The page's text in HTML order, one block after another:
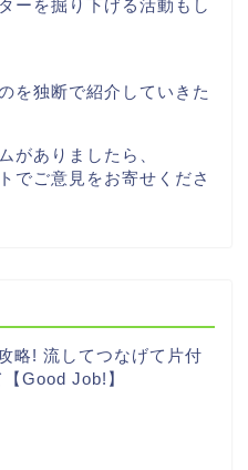
ーを掘り下げる活動もし
を独断で紹介していきた
がありましたら、
でご意見をお寄せくださ
略! 流してつなげて片付
【Good Job!】